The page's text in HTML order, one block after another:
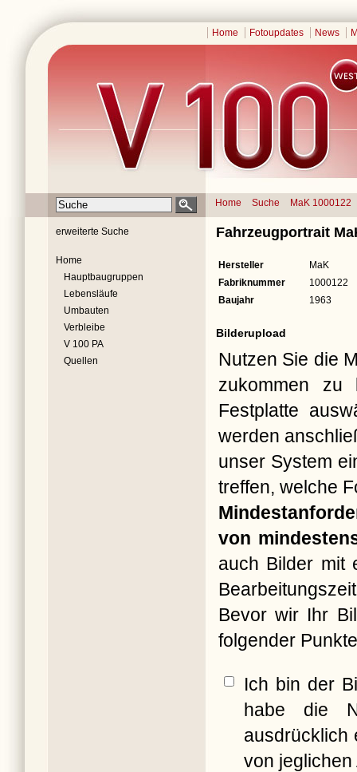
Home Fotoupdates News
Home Suche MaK 1000122
erweiterte Suche
Home
Hauptbaugruppen
Lebensläufe
Umbauten
Verbleibe
V 100 PA
Quellen
Fahrzeugportrait
Hersteller
MaK
Fabriknummer
1000122
Baujahr
1963
Bilderupload
Nutzen Sie die
zukommen zu
Festplatte
werden
unser System
treffen, welche
von
auch Bilder mit
Bevor wir Ihr
folgender
Ich bin der
habe die
ausdrücklich
von